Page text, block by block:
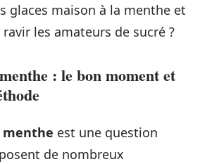
glaces maison à la menthe et
les amateurs de sucré ?
: le bon moment et
est une question
de nombreux